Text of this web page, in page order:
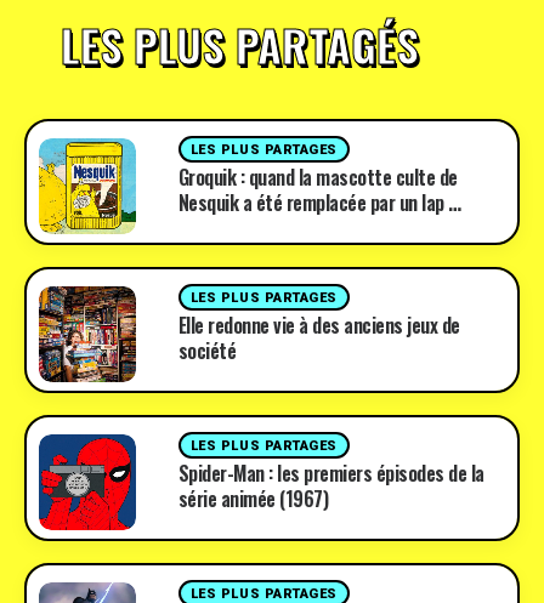
LES PLUS PARTAGÉS
LES PLUS PARTAGES
Groquik : quand la mascotte culte de
Nesquik a été remplacée par un lap …
LES PLUS PARTAGES
Elle redonne vie à des anciens jeux de
société
LES PLUS PARTAGES
Spider-Man : les premiers épisodes de la
série animée (1967)
LES PLUS PARTAGES